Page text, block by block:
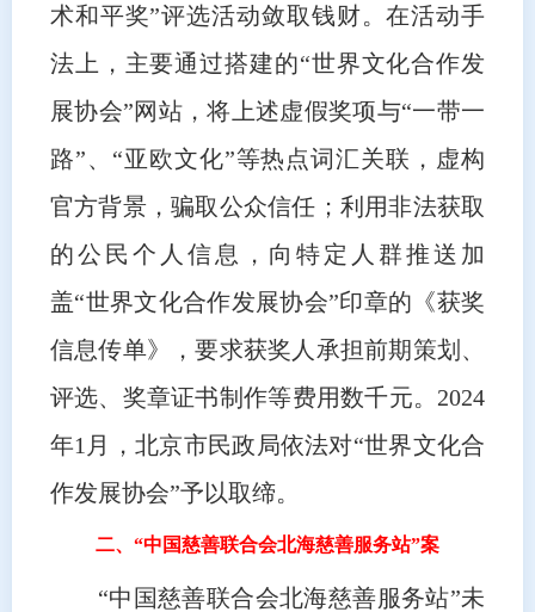
术和平奖”评选活动敛取钱财。在活动手
法上，主要通过搭建的“世界文化合作发
展协会”网站，将上述虚假奖项与“一带一
路”、“亚欧文化”等热点词汇关联，虚构
官方背景，骗取公众信任；利用非法获取
的公民个人信息，向特定人群推送加
盖“世界文化合作发展协会”印章的《获奖
信息传单》，要求获奖人承担前期策划、
评选、奖章证书制作等费用数千元。2024
年1月，北京市民政局依法对“世界文化合
作发展协会”予以取缔。
二、“中国慈善联合会北海慈善服务站”案
“中国慈善联合会北海慈善服务站”未